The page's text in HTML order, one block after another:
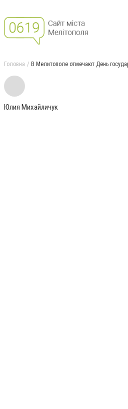
Головна В Мелитополе отмечают День
Юлия Михайличук